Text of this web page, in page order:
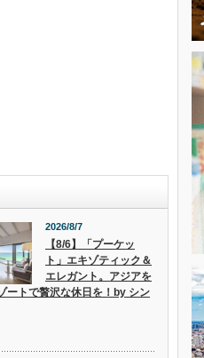
2026/8/7
【8/6】「プーケッ
ト」エキゾティック＆
エレガント。アジアを
ートで贅沢な休日を！by シン